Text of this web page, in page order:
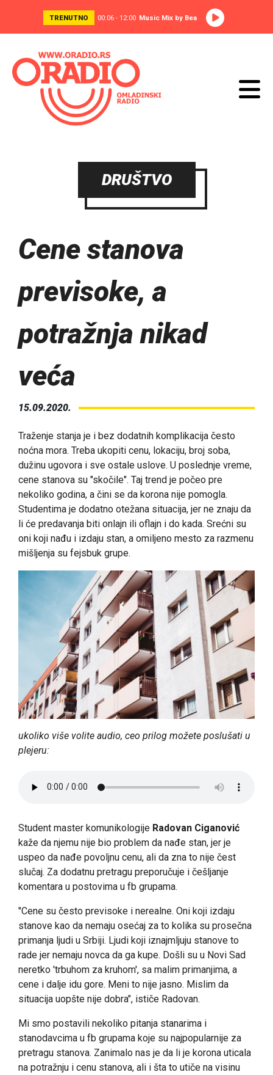
TRENUTNO 00:06 - 12:00 Music Mix by Bea
DRUŠTVO
Cene stanova
previsoke, a
potražnja nikad
veća
15.09.2020.
Traženje stanja je i bez dodatnih komplikacija često
noćna mora. Treba ukopiti cenu, lokaciju, broj soba,
dužinu ugovora i sve ostale uslove. U poslednje vreme,
cene stanova su "skočile". Taj trend je počeo pre
nekoliko godina, a čini se da korona nije pomogla.
Studentima je dodatno otežana situacija, jer ne znaju da
li će predavanja biti onlajn ili oflajn i do kada. Srećni su
oni koji nađu i izdaju stan, a omiljeno mesto za razmenu
mišljenja su fejsbuk grupe.
ukoliko više volite audio, ceo prilog možete poslušati u
plejeru:
Student master komunikologije Radovan Ciganović
kaže da njemu nije bio problem da nađe stan, jer je
uspeo da nađe povoljnu cenu, ali da zna to nije čest
slučaj. Za dodatnu pretragu preporučuje i češljanje
komentara u postovima u fb grupama.
"Cene su često previsoke i nerealne. Oni koji izdaju
stanove kao da nemaju osećaj za to kolika su prosečna
primanja ljudi u Srbiji. Ljudi koji iznajmljuju stanove to
rade jer nemaju novca da ga kupe. Došli su u Novi Sad
neretko 'trbuhom za kruhom', sa malim primanjima, a
cene i dalje idu gore. Meni to nije jasno. Mislim da
situacija uopšte nije dobra", ističe Radovan.
Mi smo postavili nekoliko pitanja stanarima i
stanodavcima u fb grupama koje su najpopularnije za
pretragu stanova. Zanimalo nas je da li je korona uticala
na potražnju i cenu stanova, ali i šta to utiče na visinu